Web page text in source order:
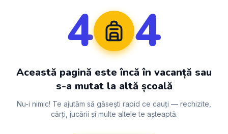
4 4
Această pagină este încă în vacanță sau
s-a mutat la altă școală
Nu-i nimic! Te ajutăm să găsești rapid ce cauți — rechizite,
cărți, jucării și multe altele te așteaptă.